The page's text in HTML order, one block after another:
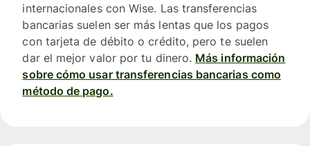
internacionales con Wise. Las transferencias
bancarias suelen ser más lentas que los pagos
con tarjeta de débito o crédito, pero te suelen
dar el mejor valor por tu dinero. Más información
sobre cómo usar transferencias bancarias como
método de pago.